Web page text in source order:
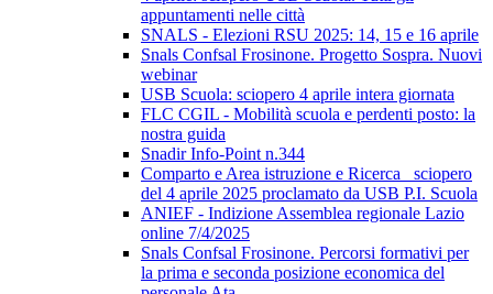
appuntamenti nelle città
SNALS - Elezioni RSU 2025: 14, 15 e 16 aprile
Snals Confsal Frosinone. Progetto Sospra. Nuovi
webinar
USB Scuola: sciopero 4 aprile intera giornata
FLC CGIL - Mobilità scuola e perdenti posto: la
nostra guida
Snadir Info-Point n.344
Comparto e Area istruzione e Ricerca_ sciopero
del 4 aprile 2025 proclamato da USB P.I. Scuola
ANIEF - Indizione Assemblea regionale Lazio
online 7/4/2025
Snals Confsal Frosinone. Percorsi formativi per
la prima e seconda posizione economica del